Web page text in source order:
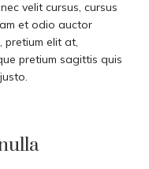
velit cursus, cursus
et odio auctor
pretium elit at,
pretium sagittis quis